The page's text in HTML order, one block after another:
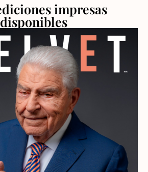
impresas
disponibles